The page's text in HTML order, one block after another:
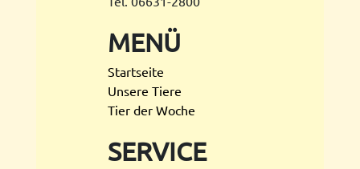
MENÜ
Startseite
Unsere Tiere
Tier der Woche
SERVICE